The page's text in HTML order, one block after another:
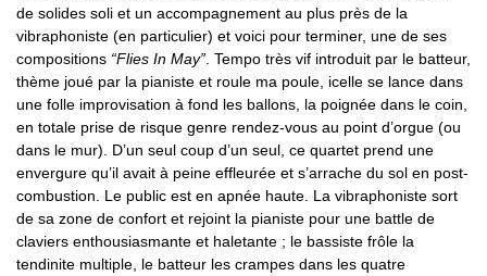
de solides soli et un accompagnement au plus près de la
vibraphoniste (en particulier) et voici pour terminer, une de ses
compositions “Flies In May” . Tempo très vif introduit par le batteur,
thème joué par la pianiste et roule ma poule, icelle se lance dans
une folle improvisation à fond les ballons, la poignée dans le coin,
en totale prise de risque genre rendez-vous au point d’orgue (ou
dans le mur). D’un seul coup d’un seul, ce quartet prend une
envergure qu’il avait à peine effleurée et s’arrache du sol en post-
combustion. Le public est en apnée haute. La vibraphoniste sort
de sa zone de confort et rejoint la pianiste pour une battle de
claviers enthousiasmante et haletante ; le bassiste frôle la
tendinite multiple, le batteur les crampes dans les quatre